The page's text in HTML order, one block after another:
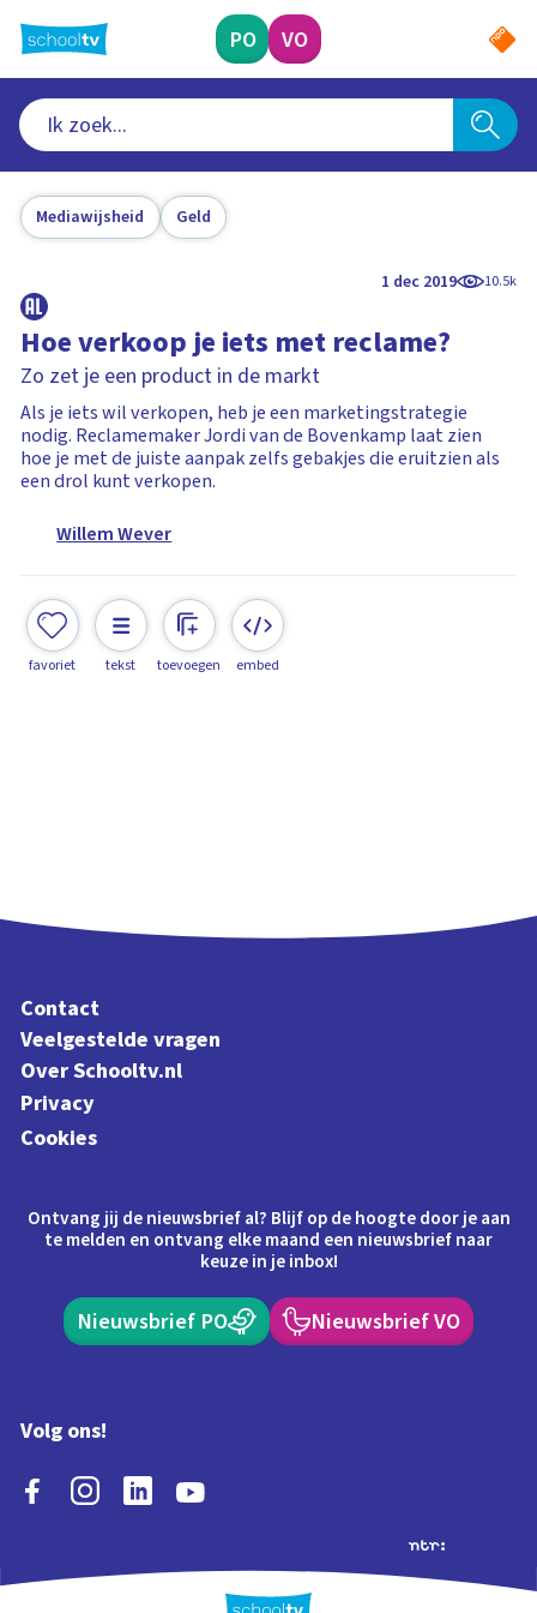
naar
hoofdinhoud
PO VO
Mediawijsheid Geld
1 dec 2019 10.5k
Hoe verkoop je iets met reclame?
Zo zet je een product in de markt
Als je iets wil verkopen, heb je een marketingstrategie
nodig. Reclamemaker Jordi van de Bovenkamp laat zien
hoe je met de juiste aanpak zelfs gebakjes die eruitzien als
een drol kunt verkopen.
Willem Wever
favoriet tekst toevoegen embed
Contact
Veelgestelde vragen
Over Schooltv.nl
Privacy
Cookies
Ontvang jij de nieuwsbrief al? Blijf op de hoogte door je aan
te melden en ontvang elke maand een nieuwsbrief naar
keuze in je inbox!
Nieuwsbrief PO Nieuwsbrief VO
Volg ons!